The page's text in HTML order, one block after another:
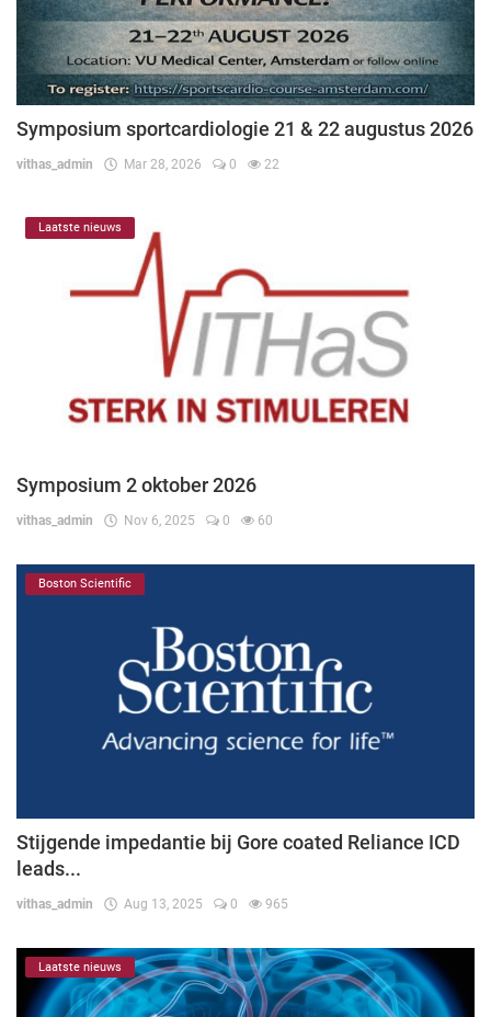
Symposium sportcardiologie 21 & 22 augustus 2026
vithas_admin Mar 28, 2026 0 22
Laatste nieuws
Symposium 2 oktober 2026
vithas_admin Nov 6, 2025 0 60
Boston Scientific
Stijgende impedantie bij Gore coated Reliance ICD
leads...
vithas_admin Aug 13, 2025 0 965
Laatste nieuws